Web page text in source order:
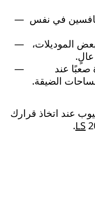
في نفس
الموديلات،
صعبًا عند
الضيقة.
عند اتخاذ قرارك
LS